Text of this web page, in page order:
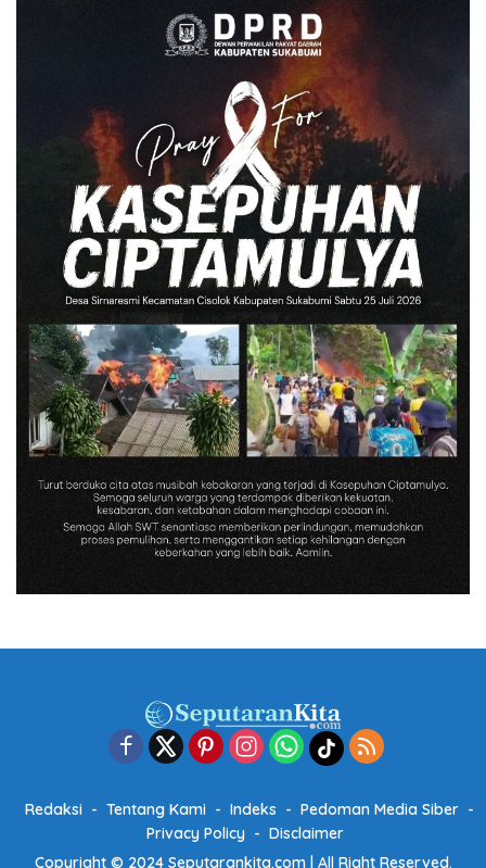
Redaksi Tentang Kami Indeks
Pedoman Media Siber
Privacy Policy
Disclaimer
Copyright © 2024 Seputarankita.com | All Right Reserved.